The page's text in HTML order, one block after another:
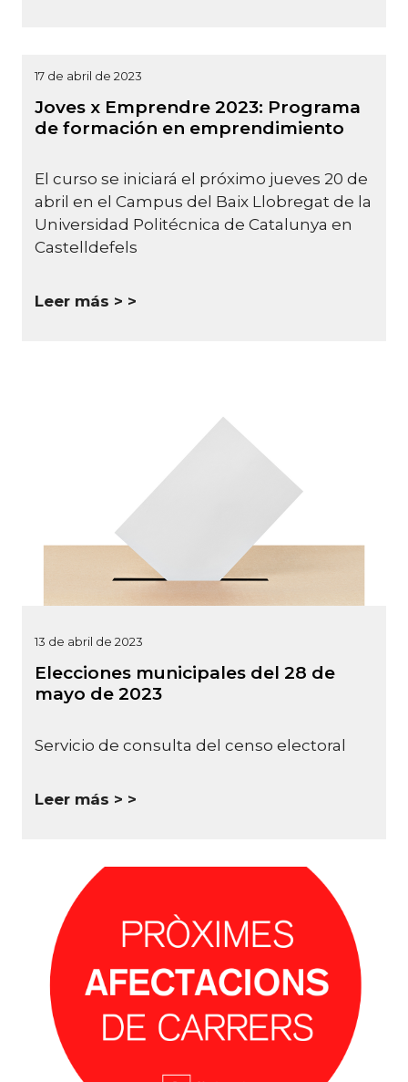
17 de abril de 2023
Joves x Emprendre 2023: Programa
de formación en emprendimiento
El curso se iniciará el próximo jueves 20 de
abril en el Campus del Baix Llobregat de la
Universidad Politécnica de Catalunya en
Castelldefels
Leer más >
13 de abril de 2023
Elecciones municipales del 28 de
mayo de 2023
Servicio de consulta del censo electoral
Leer más >